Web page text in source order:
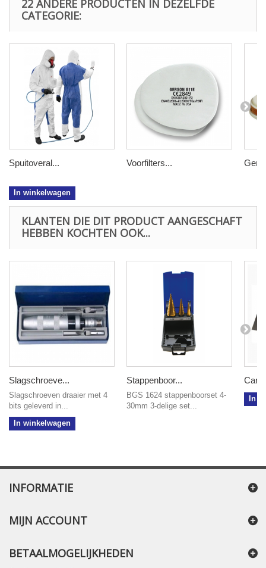
22 ANDERE PRODUCTEN IN DEZELFDE
CATEGORIE:
Spuitoveral...
In winkelwagen
Voorfilters...
KLANTEN DIE DIT PRODUCT AANGESCHAFT
HEBBEN KOCHTEN OOK...
Slagschroeve...
Slagschroeven draaier met 4
bits geleverd in...
In winkelwagen
Stappenboor...
BGS 1624 stappenboorset 4-
30mm 3-delige set...
In
INFORMATIE
MIJN ACCOUNT
BETAALMOGELIJKHEDEN